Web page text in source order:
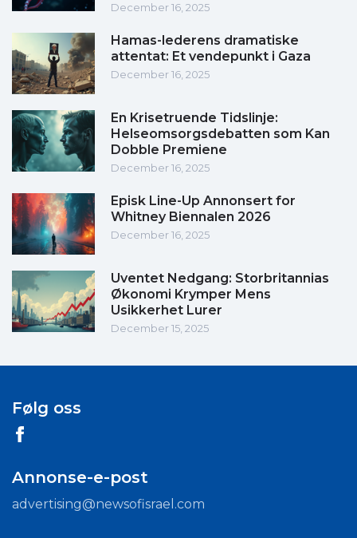
December 16, 2025
Hamas-lederens dramatiske
attentat: Et vendepunkt i Gaza
December 16, 2025
En Krisetruende Tidslinje:
Helseomsorgsdebatten som Kan
Dobble Premiene
December 16, 2025
Episk Line-Up Annonsert for
Whitney Biennalen 2026
December 16, 2025
Uventet Nedgang: Storbritannias
Økonomi Krymper Mens
Usikkerhet Lurer
December 15, 2025
Følg oss
Annonse-e-post
advertising@newsofisrael.com